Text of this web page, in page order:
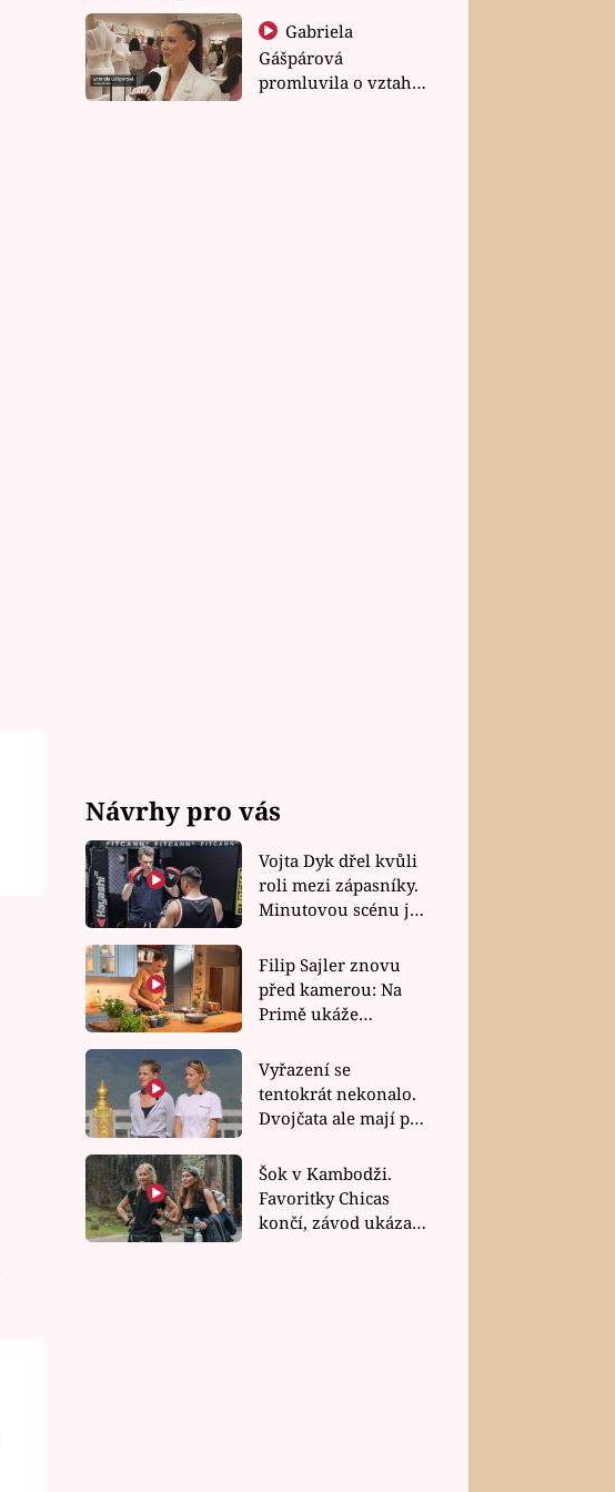
Gabriela
Gášpárová
promluvila o vztahu
Návrhy pro vás
Vojta Dyk dřel kvůli
roli mezi zápasníky.
Minutovou scénu jel
Filip Sajler znovu
před kamerou: Na
Primě ukáže
rychlé recepty
Vyřazení se
tentokrát nekonalo.
Dvojčata ale mají po
závodu nůž na krku
Šok v Kambodži.
Favoritky Chicas
končí, závod ukázal